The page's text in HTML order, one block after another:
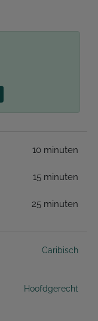
10 minuten
15 minuten
25 minuten
Caribisch
Hoofdgerecht